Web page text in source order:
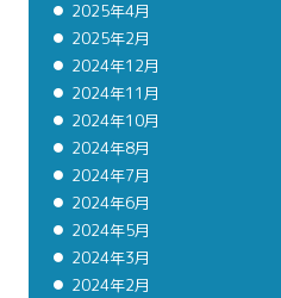
2025年4月
2025年2月
2024年12月
2024年11月
2024年10月
2024年8月
2024年7月
2024年6月
2024年5月
2024年3月
2024年2月